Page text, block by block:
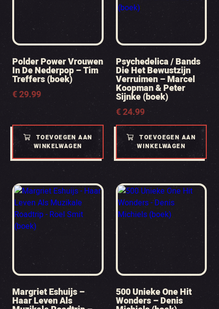
Polder Power Vrouwen
In De Nederpop – Tim
Treffers (boek)
€29.99
TOEVOEGEN AAN
WINKELWAGEN
Psychedelica / Bands
Die Het Bewustzijn
Verruimen – Marcel
Koopman & Peter
Sijnke (boek)
€24.99
TOEVOEGEN AAN
WINKELWAGEN
Margriet Eshuijs –
Haar Leven Als
500 Unieke One Hit
Wonders – Denis